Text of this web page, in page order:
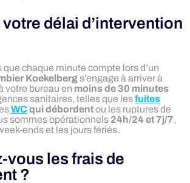
délai d’intervention
chaque minute compte lors d’un
Koekelbergs’engage à arriver à
votre bureau en moins de 30 minutes
sanitaires, telles que lesfuites
WC qui débordentou les ruptures de
sommes opérationnels 24h/24 et 7j/7,
ends et les jours fériés.
vous les frais de
?